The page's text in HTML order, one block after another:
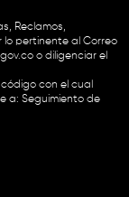
Reclamos,
lo pertinente al Correo
o diligenciar el
con el cual
a: Seguimiento de